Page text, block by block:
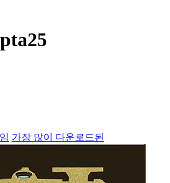
가장 많이 다운로드된